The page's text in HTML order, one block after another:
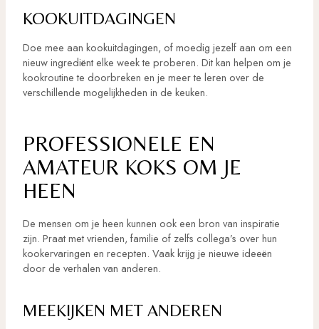
KOOKUITDAGINGEN
Doe mee aan kookuitdagingen, of moedig jezelf aan om een
nieuw ingrediënt elke week te proberen. Dit kan helpen om je
kookroutine te doorbreken en je meer te leren over de
verschillende mogelijkheden in de keuken.
PROFESSIONELE EN
AMATEUR KOKS OM JE
HEEN
De mensen om je heen kunnen ook een bron van inspiratie
zijn. Praat met vrienden, familie of zelfs collega’s over hun
kookervaringen en recepten. Vaak krijg je nieuwe ideeën
door de verhalen van anderen.
MEEKIJKEN MET ANDEREN